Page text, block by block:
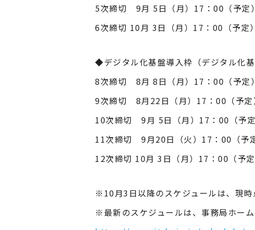
5次締切 9月 5日（月）17：00（予定）
6次締切 10月 3日（月）17：00（予定）
◆デジタル化基盤導入枠（デジタル化基
8次締切 8月 8日（月）17：00（予定）
9次締切 8月22日（月）17：00（予定
10次締切 9月 5日（月）17：00（予定
11次締切 9月20日（火）17：00（予定
12次締切 10月 3日（月）17：00（予定
※10月3日以降のスケジュールは、現時
※最新のスケジュールは、事務局ホーム